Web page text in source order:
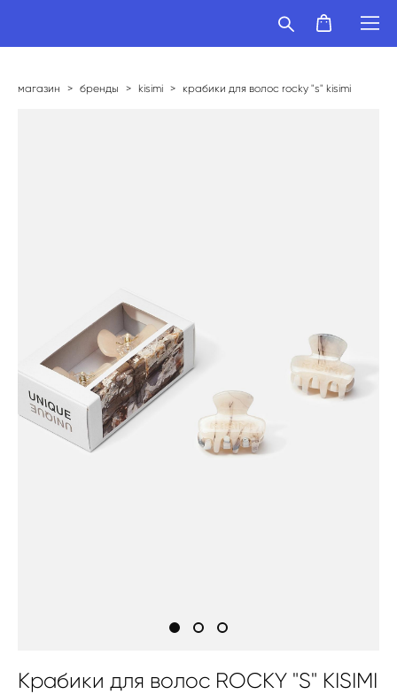
магазин > бренды > kisimi > крабики для волос rocky "s" kisimi
Крабики для волос ROCKY "S" KISIMI